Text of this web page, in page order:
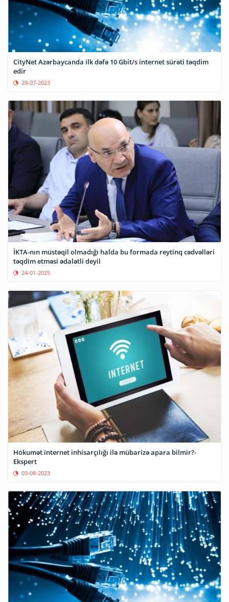
CityNet Azərbaycanda ilk dəfə 10 Gbit/s internet sürəti təqdim
edir
29-07-2023
İKTA-nın müstəqil olmadığı halda bu formada reytinq cədvəlləri
təqdim etməsi ədalətli deyil
24-01-2025
Hökumət internet inhisarçılığı ilə mübarizə apara bilmir?-
Ekspert
03-08-2023